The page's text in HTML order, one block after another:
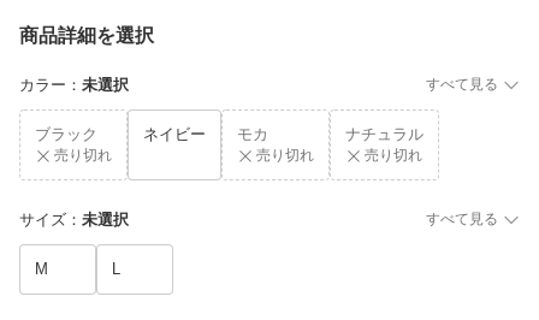
商品詳細を選択
カラー ： 未選択 すべて見る
ブラック
売り切れ
ネイビー モカ
売り切れ
ナチュラル
売り切れ
サイズ ： 未選択 すべて見る
M L